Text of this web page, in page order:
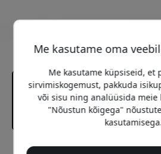
Me kasutame oma
Me kasutame küpsiseid, et
sirvimiskogemust, pakkuda
või sisu ning analüüsida meie
"Nõustun kõigega"